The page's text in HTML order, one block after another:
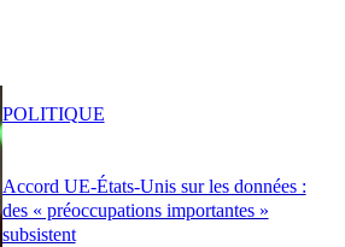
Accord UE-États-Unis sur les données :
des « préoccupations importantes »
subsistent
POLITIQUE